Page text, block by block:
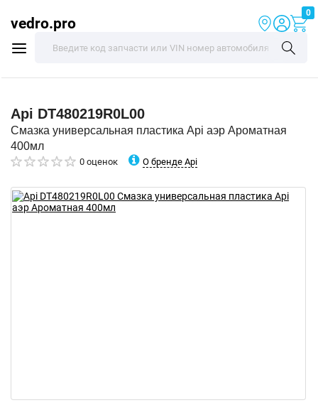
vedro.pro
0
Api DT480219R0L00
Смазка универсальная пластика Api аэр Ароматная
400мл
0 оценок О бренде Api